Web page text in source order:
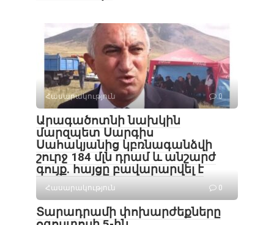
Հասարակություն 0
Արագածոտնի նախկին
մարզպետ Սարգիս
Սահակյանից կբռնագանձվի
շուրջ 184 մլն դրամ և անշարժ
գույք. հայցը բավարարվել է
Հասարակություն 0
Տարադրամի փոխարժեքները